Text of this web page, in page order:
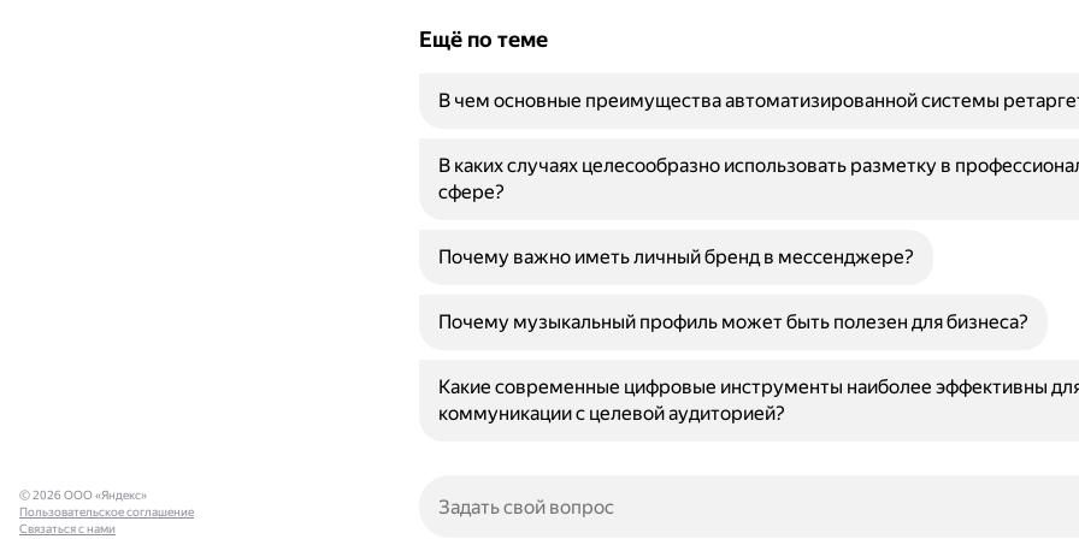
Ещё по теме
В чем основные преимущества автоматизированной системы
В каких случаях целесообразно использовать разметку в
сфере?
Почему важно иметь личный бренд в мессенджере?
Почему музыкальный профиль может быть полезен для бизнеса?
Какие современные цифровые инструменты наиболее эффективны
коммуникации с целевой аудиторией?
© 2026 ООО «Яндекс»
Пользовательское соглашение
Связаться с нами